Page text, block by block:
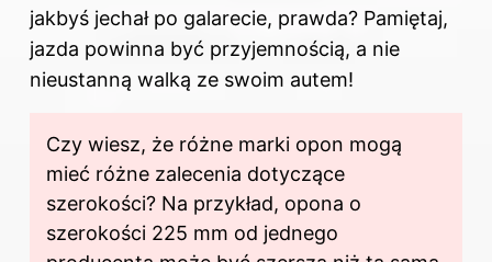
jakbyś jechał po galarecie, prawda? Pamiętaj,
jazda powinna być przyjemnością, a nie
nieustanną walką ze swoim autem!
Czy wiesz, że różne marki opon mogą
mieć różne zalecenia dotyczące
szerokości? Na przykład, opona o
szerokości 225 mm od jednego